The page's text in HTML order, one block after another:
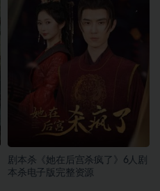
剧本杀《她在后宫杀疯了》6人剧
本杀电子版完整资源